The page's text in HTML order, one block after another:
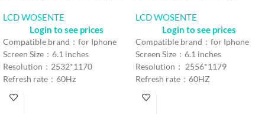
LCD WOSENTE
Login to see prices
Compatible brand：for Iphone
Screen Size：6.1 inches
Resolution：2532*1170
Refresh rate：60Hz
Refresh rate：iPhone 12
LCD WOSENTE
Login to see prices
Compatible brand：for Iphone
Screen Size：6.1 inches
Resolution： 2556*1179
Refresh rate：60HZ
MOQ：5pcs